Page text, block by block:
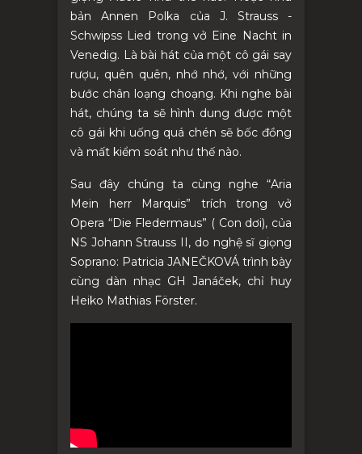
bản Annen Polka của J. Strauss -
Schwipss Lied trong vở Eine Nacht in
Venedig. Là bài hát của một cô gái say
rượu, quên quên, nhớ nhớ, với những
bước chân loạng choạng. Khi nghe bài
hát, chúng ta sẽ hình dung được một
cô gái khi uống quá chén sẽ bốc đồng
và mất kiểm soát như thế nào.
Sau đây chúng ta cùng nghe “Aria
Mein herr Marquis” trích trong vở
Opera “Die Fledermaus” ( Con dơi), của
NS Johann Strauss II, do nghệ sĩ giọng
Soprano: Patricia JANEČKOVÁ trình bày
cùng dàn nhạc GH Janáček, chỉ huy
Heiko Mathias Förster.